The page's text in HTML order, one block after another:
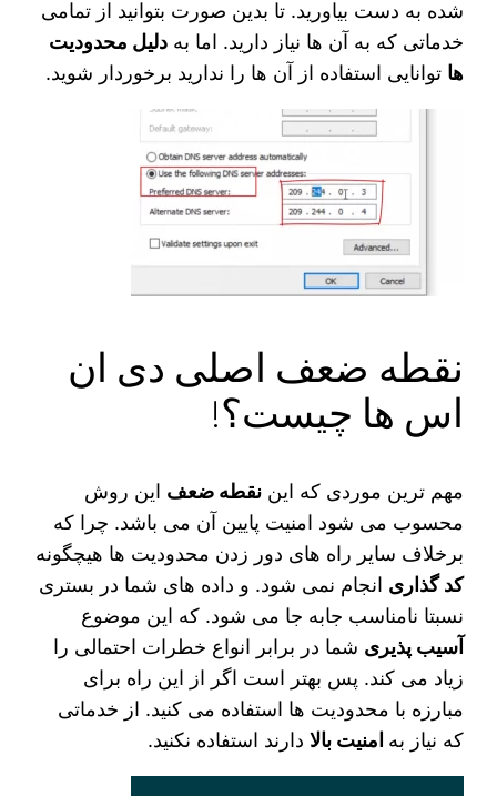
شده به دست بیاورید. تا بدین صورت بتوانید از تمامی
خدماتی که به آن ها نیاز دارید. اما بهدلیل محدودیت‌
ها توانایی استفاده از آن ها را ندارید برخوردار شوید.
نقطه ضعف اصلی دی ان
اس ها چیست؟!
مهم ترین موردی که ایننقطه ضعف این روش
محسوب می‌ شود امنیت پایین آن می‌ باشد. چرا که
برخلاف سایر راه ‌های دور زدن محدودیت‌ ها هیچگونه
کد گذاری انجام نمی‌ شود. و داده ‌های شما در بستری
نسبتا نامناسب جابه جا می‌ شود. که این موضوع
آسیب پذیری شما در برابر انواع خطرات احتمالی را
زیاد می‌ کند. پس بهتر است اگر از این راه برای
مبارزه با محدودیت‌ ها استفاده می‌ کنید. از خدماتی
که نیاز به امنیت بالا دارند استفاده نکنید.